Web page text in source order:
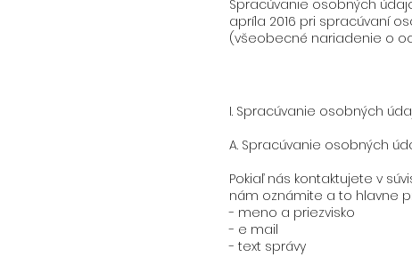
Spracúvanie osobných
apríla 2016 pri spracúvaní
(všeobecné nariadenie o
I. Spracúvanie osobných
A. Spracúvanie osobných
Pokiaľ nás kontaktujete v
nám oznámite a to hlavne
- meno a priezvisko
- e mail
- text správy